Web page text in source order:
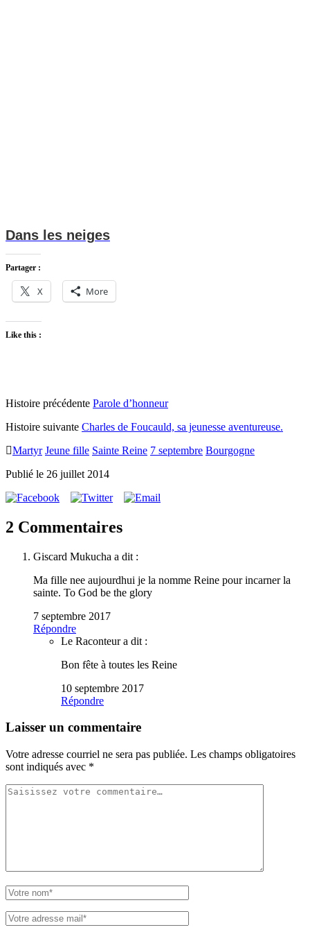
Dans les neiges
Partager :
X More
Like this :
Histoire précédente Parole d’honneur
Histoire suivante Charles de Foucauld, sa jeunesse aventureuse.
Martyr Jeune fille Sainte Reine 7 septembre Bourgogne
Publié le 26 juillet 2014
2 Commentaires
Giscard Mukucha a dit :
Ma fille nee aujourd­hui je la nomme Reine pour incar­ner la
sainte. To God be the glory
7 septembre 2017
Répondre
Le Raconteur a dit :
Bon fête à toutes les Reine
10 septembre 2017
Répondre
Laisser un commentaire
Votre adresse courriel ne sera pas publiée. Les champs obligatoires
sont indiqués avec *
Votre
Votre
nom
Votre
adresse